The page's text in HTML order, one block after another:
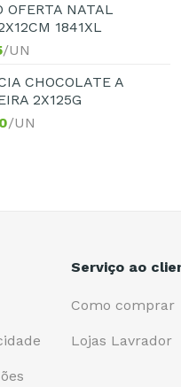
OFERTA NATAL
1841XL
/UN
CHOCOLATE A
2X125G
/UN
Serviço ao
Como comprar
Lojas Lavrador